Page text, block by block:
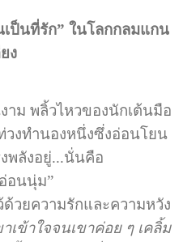
เป็นที่รัก” ในโลกกลมแกน
ง
ม พลิ้วไหวของนักเต้นมือ
งทำนองหนึ่งซึ่งอ่อนโยน
พลังอยู่...นั่นคือ
อนนุ่ม”
วยความรักและความหวัง
เข้าใจจนเขาค่อย ๆ เคลิ้ม